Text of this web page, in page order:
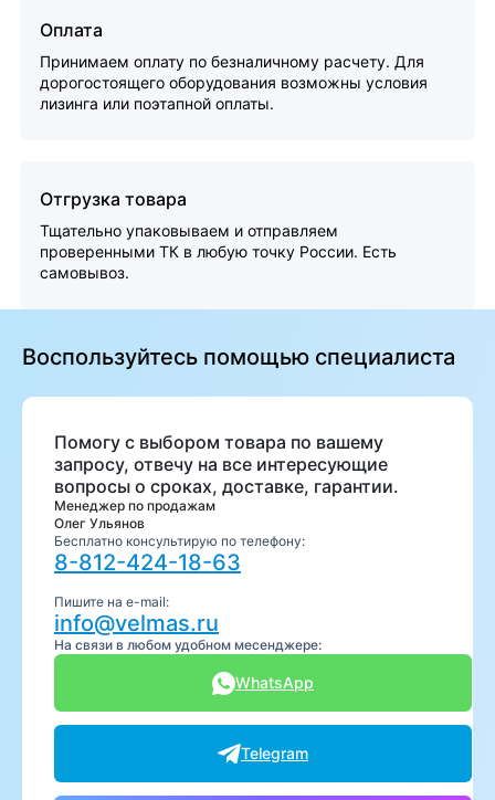
Оплата
Принимаем оплату по безналичному расчету. Для
дорогостоящего оборудования возможны условия
лизинга или поэтапной оплаты.
Отгрузка товара
Тщательно упаковываем и отправляем
проверенными ТК в любую точку России. Есть
самовывоз.
Воспользуйтесь помощью специалиста
Помогу с выбором товара по вашему
запросу, отвечу на все интересующие
вопросы о сроках, доставке, гарантии.
Менеджер по продажам
Олег Ульянов
Бесплатно консультирую по телефону:
8-812-424-18-63
Пишите на e-mail:
info@velmas.ru
На связи в любом удобном месенджере:
WhatsApp
Telegram